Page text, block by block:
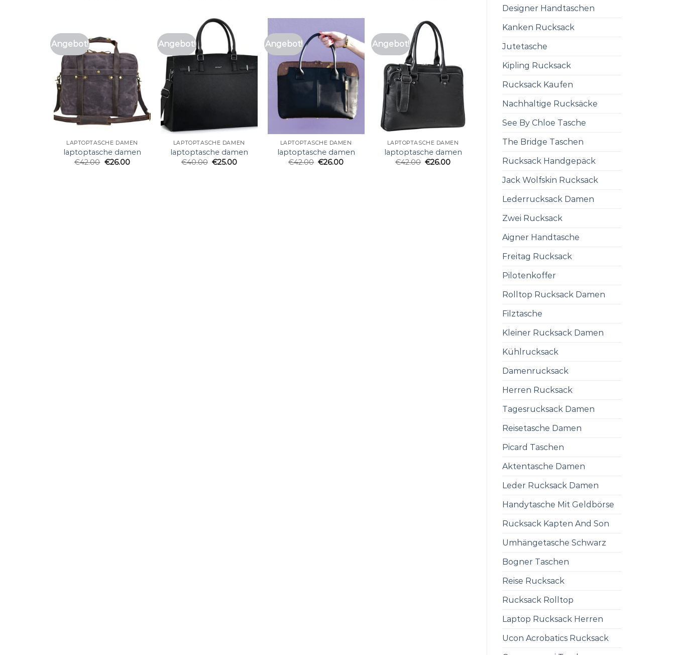
Designer Handtaschen
Kanken Rucksack
Jutetasche
Kipling Rucksack
Rucksack Kaufen
Nachhaltige Rucksäcke
See By Chloe Tasche
The Bridge Taschen
Rucksack Handgepäck
Jack Wolfskin Rucksack
Lederrucksack Damen
Zwei Rucksack
Aigner Handtasche
Freitag Rucksack
Pilotenkoffer
Rolltop Rucksack Damen
Filztasche
Kleiner Rucksack Damen
Kühlrucksack
Damenrucksack
Herren Rucksack
Tagesrucksack Damen
Reisetasche Damen
Picard Taschen
Aktentasche Damen
Leder Rucksack Damen
Handytasche Mit Geldbörse
Rucksack Kapten And Son
Umhängetasche Schwarz
Bogner Taschen
Reise Rucksack
Rucksack Rolltop
Laptop Rucksack Herren
Ucon Acrobatics Rucksack
Angebot!
LAPTOPTASCHE DAMEN
laptoptasche damen
€42.00 €26.00
Angebot!
LAPTOPTASCHE DAMEN
laptoptasche damen
€40.00 €25.00
Angebot!
LAPTOPTASCHE DAMEN
laptoptasche damen
€42.00 €26.00
Angebot!
LAPTOPTASCHE DAMEN
laptoptasche damen
€42.00 €26.00